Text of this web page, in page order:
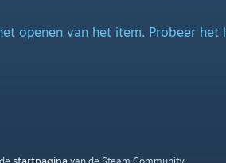
openen van het item. Probeer het